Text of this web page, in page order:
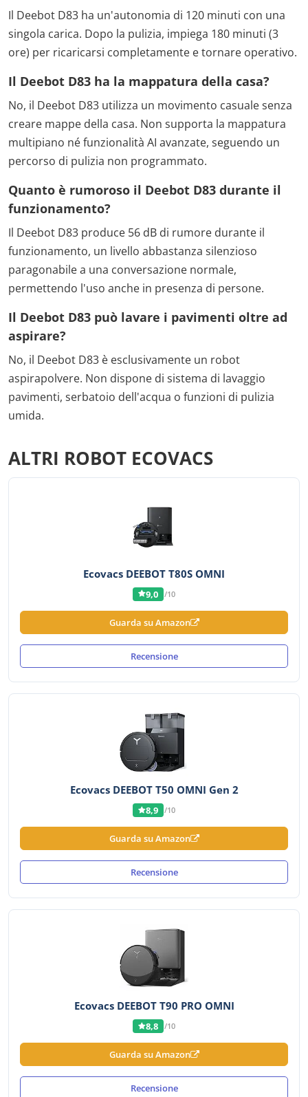
Il Deebot D83 ha un'autonomia di 120 minuti con una
singola carica. Dopo la pulizia, impiega 180 minuti (3
ore) per ricaricarsi completamente e tornare operativo.
Il Deebot D83 ha la mappatura della casa?
No, il Deebot D83 utilizza un movimento casuale senza
creare mappe della casa. Non supporta la mappatura
multipiano né funzionalità AI avanzate, seguendo un
percorso di pulizia non programmato.
Quanto è rumoroso il Deebot D83 durante il
funzionamento?
Il Deebot D83 produce 56 dB di rumore durante il
funzionamento, un livello abbastanza silenzioso
paragonabile a una conversazione normale,
permettendo l'uso anche in presenza di persone.
Il Deebot D83 può lavare i pavimenti oltre ad
aspirare?
No, il Deebot D83 è esclusivamente un robot
aspirapolvere. Non dispone di sistema di lavaggio
pavimenti, serbatoio dell'acqua o funzioni di pulizia
umida.
ALTRI ROBOT ECOVACS
Ecovacs DEEBOT T80S OMNI
9,0 /10
Guarda su Amazon
Recensione
Ecovacs DEEBOT T50 OMNI Gen 2
8,9 /10
Guarda su Amazon
Recensione
Ecovacs DEEBOT T90 PRO OMNI
8,8 /10
Guarda su Amazon
Recensione